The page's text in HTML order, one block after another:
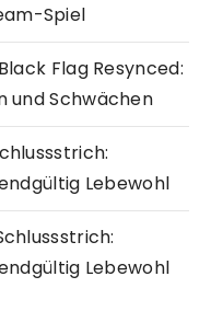
Spiel
Flag Resynced:
und Schwächen
Lebewohl
Lebewohl